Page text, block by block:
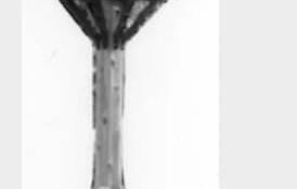
Informationen und Filme zum "tierschutzkonformen
Stadttaubenmanagement"